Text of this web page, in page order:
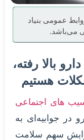
عمومی بنیاد
می‌باشد.
بالا رفته،
هستیم
های اجتماعی
در جوابیه‌ای به
سهم سلامت